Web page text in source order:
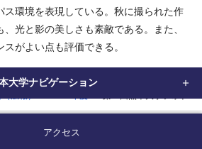
ス環境を表現している。秋に撮られた作
光と影の美しさも素敵である。また、
がよい点も評価できる。
大学ナビゲーション
アクセス